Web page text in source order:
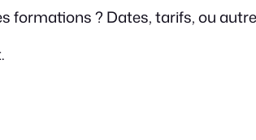
formations ? Dates, tarifs, ou